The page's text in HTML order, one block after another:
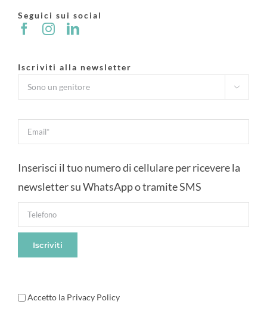
Seguici sui social
Iscriviti alla newsletter

Inserisci il tuo numero di cellulare per ricevere la
newsletter su WhatsApp o tramite SMS
Accetto la Privacy Policy